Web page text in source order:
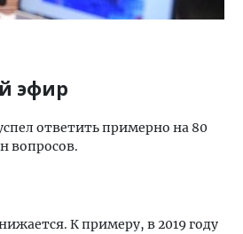
эфир
ответить примерно на 80
вопросов.
К примеру, в 2019 году